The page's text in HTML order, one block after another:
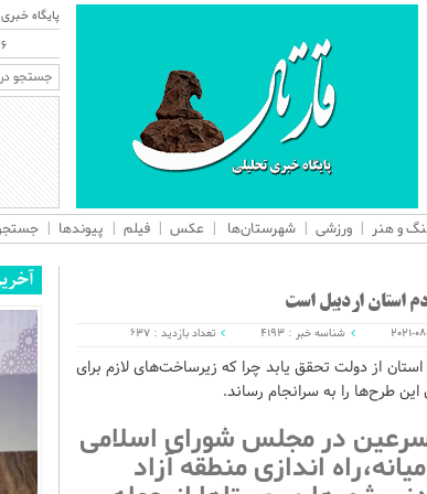
شورای فرهنگ عمومی اردبیل با توجه به ترکیب
اعضا و رویکرد عملیاتی، می‌تواند الگویی برای سایر
استان‌های کشور باشد.
پایگاه
و هنر ورزشی شهرستان‌ها عکس فیلم پیوندها
استان اردبیل است
2021- شناسه خبر : 4193 تعداد بازدید : 637
از دولت تحقق یابد چرا که زیرساخت‌های لازم برای
طرح‌ها را به سرانجام رساند.
سرعین در مجلس شورای اسلامی
اندازی منطقه آزاد